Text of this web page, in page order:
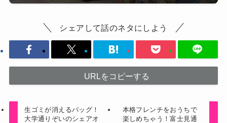
シェアして話のネタにしよう
URLをコピーする
生ゴミが消えるバッグ！
大学通りぞいのシェアオ
本格フレンチをおうちで
楽しめちゃう！富士見通